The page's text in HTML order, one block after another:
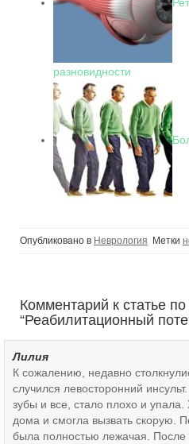
разновидности
Опубликовано в Неврология Метки
Комментарий к статье
“Реабилитационный
Лилия
К сожалению, недавно
случился левосторонний
зубы и все, стало плохо и
дома и смогла вызвать скорую.
была полностью лежачая. После